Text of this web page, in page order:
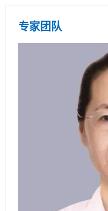
专家团队